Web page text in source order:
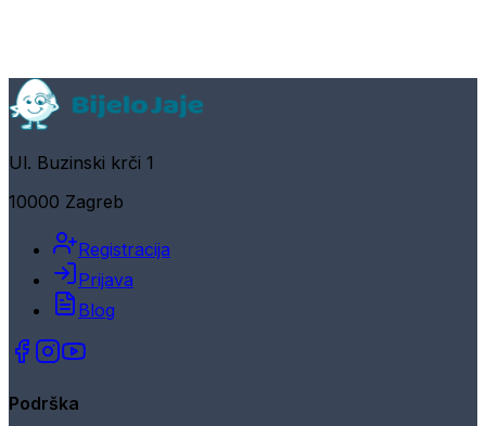
Ul. Buzinski krči 1
10000 Zagreb
Registracija
Prijava
Blog
Podrška